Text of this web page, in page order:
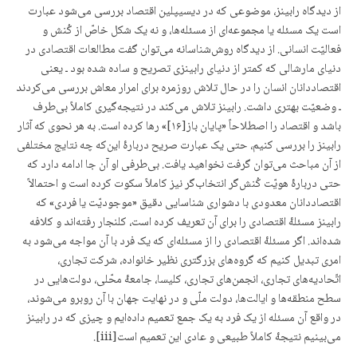
از دیدگاه رابینز، موضوعی که در دیسیپلین اقتصاد بررسی می‌شود عبارت
است یک مسئله یا مجموعه‌ای از مسئله‌ها، و نه یک شکل خاصّ از کُنش و
فعالیّت انسانی. از دیدگاه روش‌شناسانه می‌توان گفت مطالعات اقتصادی در
دنیای مارشالی که کمتر از دنیای رابینزی تصریح و ساده شده بود ـ یعنی
اقتصاددانان انسان را در حال تلاش روزمره برای امرار معاش بررسی می‌کردند
ـ وضعیّت بهتری داشت. رابینز تلاش می‌کند در نتیجه‌گیری کاملاً بی‌طرف
باشد و اقتصاد را اصطلاحاً «پایان باز[۱۶]» رها کرده است. به هر نحوی که آثار
رابینز را بررسی کنیم، حتی یک عبارت صریح دربارۀ این‌که چه نتایج مختلفی
از آن مباحث می‌توان گرفت نخواهید یافت. بی‌طرفی او آن جا ادامه دارد که
حتی دربارۀ هویّت کُنش‌گر انتخاب‌گر نیز کاملاً سکوت کرده است و احتمالاً
اقتصاددانان معدودی با دشواری شناسایی دقیق «موجودیّت یا فردی» که
رابینز مسئلۀ اقتصادی را برای آن تعریف کرده است، کلنجار رفته‌اند و کلافه
شده‌اند. اگر مسئلۀ اقتصادی را از مسئله‌ای که یک فرد با آن مواجه می‌شود به
امری تبدیل کنیم که گروه‌های بزرگتری نظیر خانواده، شرکت تجاری،
اتّحادیه‌های تجاری، انجمن‌های تجاری، کلیسا، جامعۀ محّلی، دولت‌هایی در
سطح منطقه‌‌ها و ایالت‌ها، دولت ملّی و در نهایت جهان با آن روبرو می‌شوند،
در واقع آن مسئله از یک فرد به یک جمع تعمیم داده‌ایم و چیزی که در رابینز
می‌بینیم نتیجۀ کاملاً طبیعی و عادی این تعمیم است[iii].